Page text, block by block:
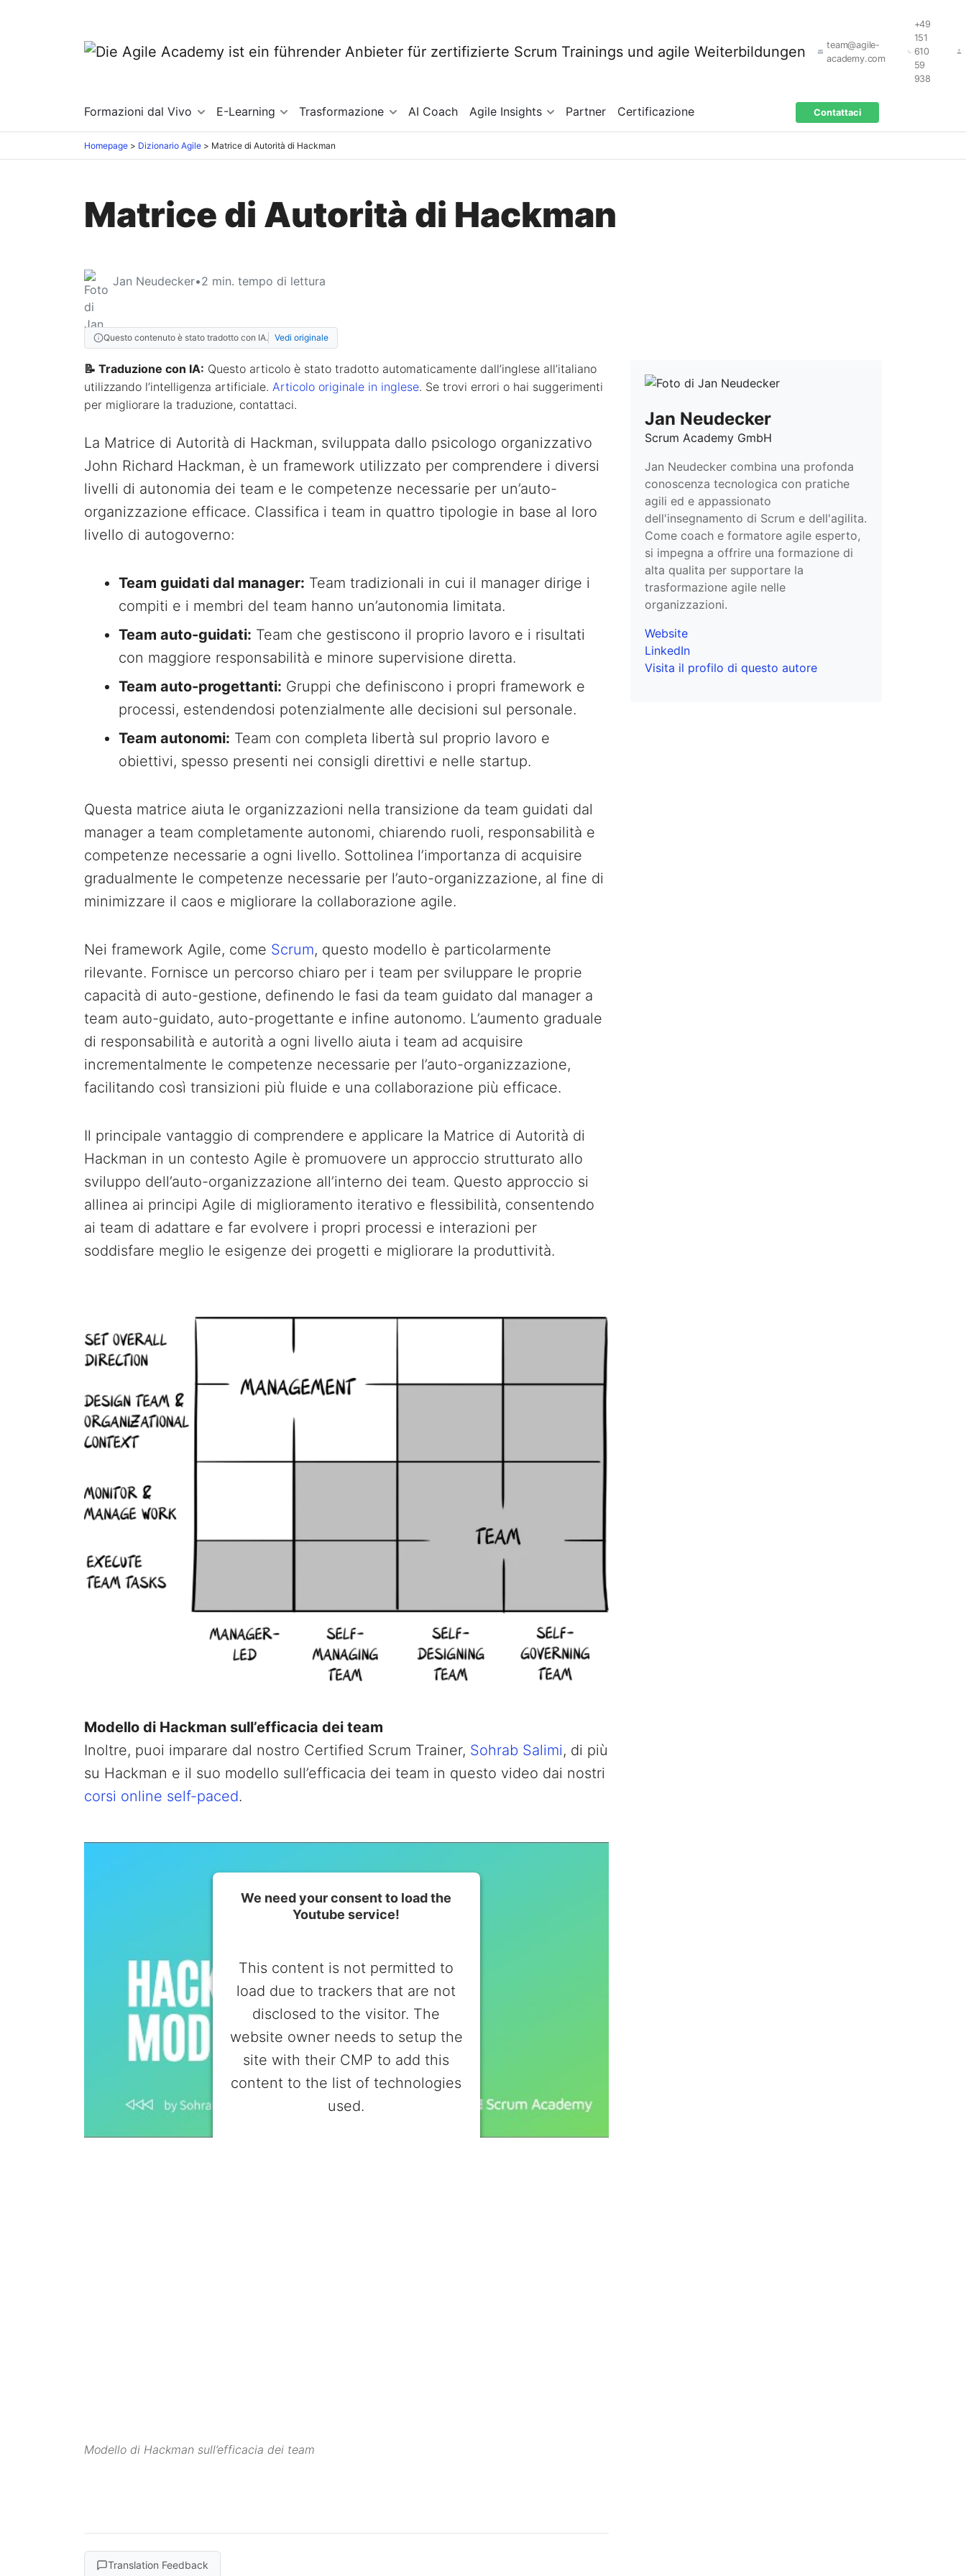
team@agile-
academy.com
+49
151
610
59
938
Formazioni dal Vivo E-Learning Trasformazione AI Coach Agile Insights Partner Certificazione Contattaci
Homepage Dizionario Agile Matrice di Autorità di Hackman
Matrice di Autorità di Hackman
Jan Neudecker•2 min. tempo di lettura
Questo contenuto è stato tradotto con IA. Vedi originale
📝 Traduzione con IA: Questo articolo è stato tradotto automaticamente dall’inglese all’italiano
utilizzando l’intelligenza artificiale. Articolo originale in inglese. Se trovi errori o hai suggerimenti
per migliorare la traduzione, contattaci.
La Matrice di Autorità di Hackman, sviluppata dallo psicologo organizzativo
John Richard Hackman, è un framework utilizzato per comprendere i diversi
livelli di autonomia dei team e le competenze necessarie per un’auto-
organizzazione efficace. Classifica i team in quattro tipologie in base al loro
livello di autogoverno:
Team guidati dal manager: Team tradizionali in cui il manager dirige i
compiti e i membri del team hanno un’autonomia limitata.
Team auto-guidati: Team che gestiscono il proprio lavoro e i risultati
con maggiore responsabilità e minore supervisione diretta.
Team auto-progettanti: Gruppi che definiscono i propri framework e
processi, estendendosi potenzialmente alle decisioni sul personale.
Team autonomi: Team con completa libertà sul proprio lavoro e
obiettivi, spesso presenti nei consigli direttivi e nelle startup.
Questa matrice aiuta le organizzazioni nella transizione da team guidati dal
manager a team completamente autonomi, chiarendo ruoli, responsabilità e
competenze necessarie a ogni livello. Sottolinea l’importanza di acquisire
gradualmente le competenze necessarie per l’auto-organizzazione, al fine di
minimizzare il caos e migliorare la collaborazione agile.
Nei framework Agile, come Scrum, questo modello è particolarmente
rilevante. Fornisce un percorso chiaro per i team per sviluppare le proprie
capacità di auto-gestione, definendo le fasi da team guidato dal manager a
team auto-guidato, auto-progettante e infine autonomo. L’aumento graduale
di responsabilità e autorità a ogni livello aiuta i team ad acquisire
incrementalmente le competenze necessarie per l’auto-organizzazione,
facilitando così transizioni più fluide e una collaborazione più efficace.
Il principale vantaggio di comprendere e applicare la Matrice di Autorità di
Hackman in un contesto Agile è promuovere un approccio strutturato allo
sviluppo dell’auto-organizzazione all’interno dei team. Questo approccio si
allinea ai principi Agile di miglioramento iterativo e flessibilità, consentendo
ai team di adattare e far evolvere i propri processi e interazioni per
soddisfare meglio le esigenze dei progetti e migliorare la produttività.
Modello di Hackman sull’efficacia dei team
Inoltre, puoi imparare dal nostro Certified Scrum Trainer, Sohrab Salimi, di più
su Hackman e il suo modello sull’efficacia dei team in questo video dai nostri
corsi online self-paced.
We need your consent to load the
Youtube service!
This content is not permitted to
load due to trackers that are not
disclosed to the visitor. The
website owner needs to setup the
site with their CMP to add this
content to the list of technologies
used.
Modello di Hackman sull’efficacia dei team
Translation Feedback
Jan Neudecker
Scrum Academy GmbH
Jan Neudecker combina una profonda
conoscenza tecnologica con pratiche
agili ed e appassionato
dell'insegnamento di Scrum e dell'agilita.
Come coach e formatore agile esperto,
si impegna a offrire una formazione di
alta qualita per supportare la
trasformazione agile nelle
organizzazioni.
Website
LinkedIn
Visita il profilo di questo autore